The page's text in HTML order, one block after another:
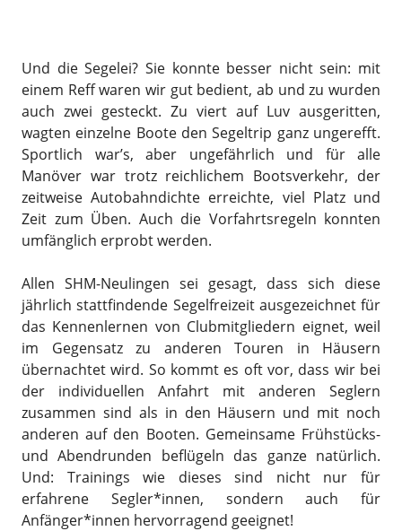
Und die Segelei? Sie konnte besser nicht sein: mit
einem Reff waren wir gut bedient, ab und zu wurden
auch zwei gesteckt. Zu viert auf Luv ausgeritten,
wagten einzelne Boote den Segeltrip ganz ungerefft.
Sportlich war’s, aber ungefährlich und für alle
Manöver war trotz reichlichem Bootsverkehr, der
zeitweise Autobahndichte erreichte, viel Platz und
Zeit zum Üben. Auch die Vorfahrtsregeln konnten
umfänglich erprobt werden.
Allen SHM-Neulingen sei gesagt, dass sich diese
jährlich stattfindende Segelfreizeit ausgezeichnet für
das Kennenlernen von Clubmitgliedern eignet, weil
im Gegensatz zu anderen Touren in Häusern
übernachtet wird. So kommt es oft vor, dass wir bei
der individuellen Anfahrt mit anderen Seglern
zusammen sind als in den Häusern und mit noch
anderen auf den Booten. Gemeinsame Frühstücks-
und Abendrunden beflügeln das ganze natürlich.
Und: Trainings wie dieses sind nicht nur für
erfahrene Segler*innen, sondern auch für
Anfänger*innen hervorragend geeignet!